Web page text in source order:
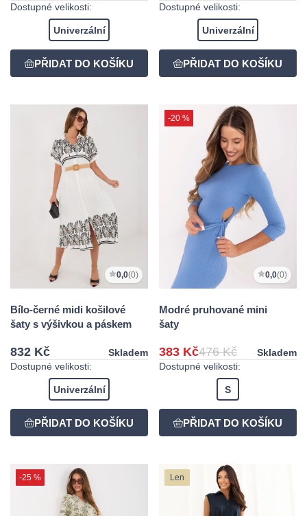
Dostupné velikosti:
Univerzální
Dostupné velikosti:
Univerzální
0,0(0)
Bílo-černé midi košilové
šaty s výšivkou a páskem
832 Kč
Skladem
Dostupné velikosti:
Univerzální
-20 %
0,0(0)
Modré pruhované mini
šaty
383 Kč476 Kč
Skladem
Dostupné velikosti:
S
-25 % Len